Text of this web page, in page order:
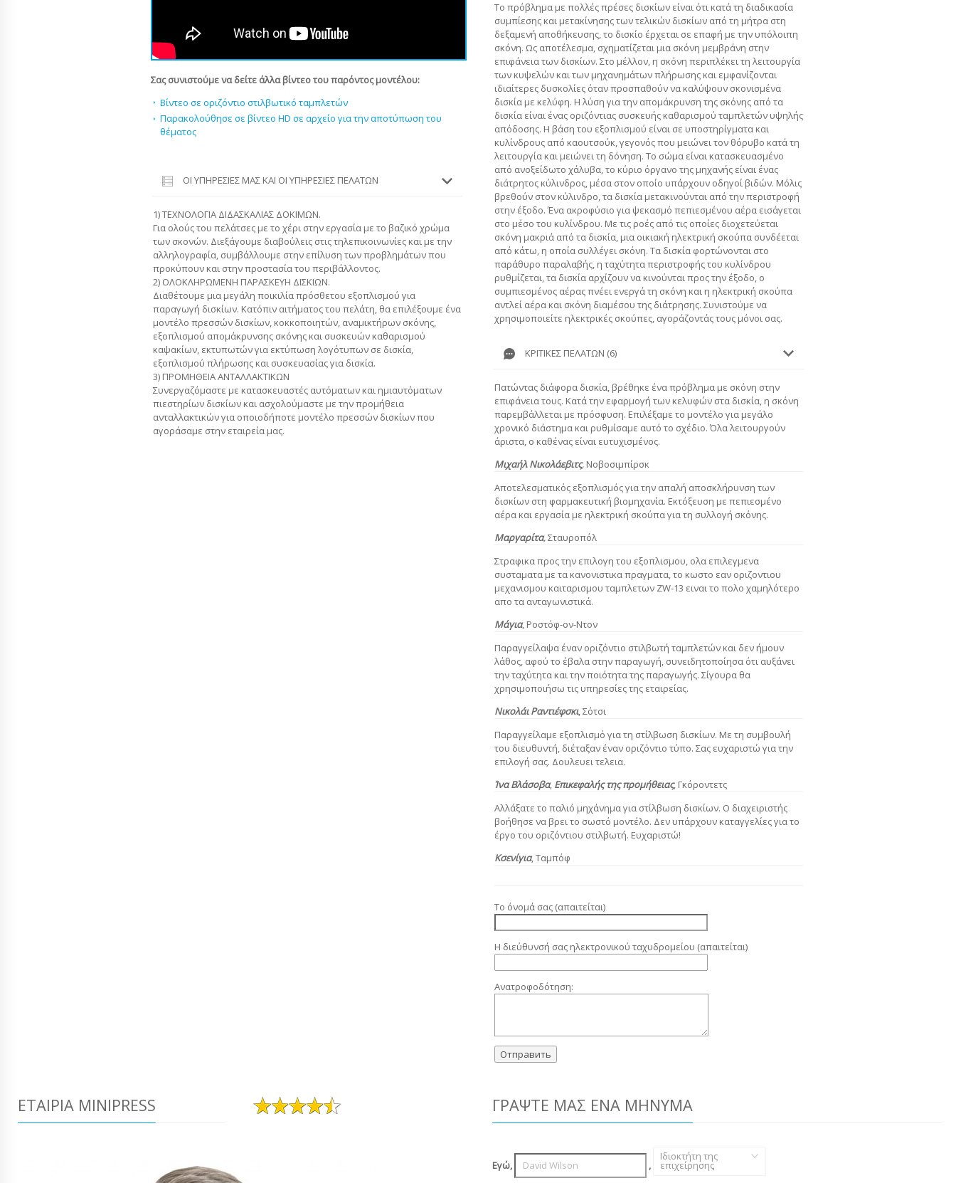
Σας συνιστούμε να δείτε άλλα βίντεο του παρόντος μοντέλου:
Βίντεο σε οριζόντιο στιλβωτικό ταμπλετών
Παρακολούθησε σε βίντεο HD σε αρχείο για την αποτύπωση του
θέματος
ΟΙ ΥΠΗΡΕΣΊΕΣ ΜΑΣ ΚΑΙ ΟΙ ΥΠΗΡΕΣΊΕΣ ΠΕΛΑΤΏΝ
1) ΤΕΧΝΟΛΟΓΙΑ ΔΙΔΑΣΚΑΛΙΑΣ ΔΟΚΙΜΩΝ.
Για ολούς του πελάτσες με το χέρι στην εργασία με το βαζικό χρώμα
των σκονών. Διεξάγουμε διαβούλεις στις τηλεπικοινωνίες και με την
αλληλογραφία, συμβάλλουμε στην επίλυση των προβλημάτων που
προκύπουν και στην προστασία του περιβάλλοντος.
2) ΟΛΟΚΛΗΡΩΜΕΝΗ ΠΑΡΑΣΚΕΥΗ ΔΙΣΚΙΩΝ.
Διαθέτουμε μια μεγάλη ποικιλία πρόσθετου εξοπλισμού για
παραγωγή δισκίων. Κατόπιν αιτήματος του πελάτη, θα επιλέξουμε ένα
μοντέλο πρεσσών δισκίων, κοκκοποιητών, αναμικτήρων σκόνης,
εξοπλισμού απομάκρυνσης σκόνης και συσκευών καθαρισμού
καψακίων, εκτυπωτών για εκτύπωση λογότυπων σε δισκία,
εξοπλισμού πλήρωσης και συσκευασίας για δισκία.
3) ΠΡΟΜΗΘΕΙΑ ΑΝΤΑΛΛΑΚΤΙΚΩΝ
Συνεργαζόμαστε με κατασκευαστές αυτόματων και ημιαυτόματων
πιεστηρίων δισκίων και ασχολούμαστε με την προμήθεια
ανταλλακτικών για οποιοδήποτε μοντέλο πρεσσών δισκίων που
αγοράσαμε στην εταιρεία μας.
Το πρόβλημα με πολλές πρέσες δισκίων είναι ότι κατά τη διαδικασία
συμπίεσης και μετακίνησης των τελικών δισκίων από τη μήτρα στη
δεξαμενή αποθήκευσης, το δισκίο έρχεται σε επαφή με την υπόλοιπη
σκόνη. Ως αποτέλεσμα, σχηματίζεται μια σκόνη μεμβράνη στην
επιφάνεια των δισκίων. Στο μέλλον, η σκόνη περιπλέκει τη λειτουργία
των κυψελών και των μηχανημάτων πλήρωσης και εμφανίζονται
ιδιαίτερες δυσκολίες όταν προσπαθούν να καλύψουν σκονισμένα
δισκία με κελύφη. Η λύση για την απομάκρυνση της σκόνης από τα
δισκία είναι ένας οριζόντιας συσκευής καθαρισμού ταμπλετών υψηλής
απόδοσης. Η βάση του εξοπλισμού είναι σε υποστηρίγματα και
κυλίνδρους από καουτσούκ, γεγονός που μειώνει τον θόρυβο κατά τη
λειτουργία και μειώνει τη δόνηση. Το σώμα είναι κατασκευασμένο
από ανοξείδωτο χάλυβα, το κύριο όργανο της μηχανής είναι ένας
διάτρητος κύλινδρος, μέσα στον οποίο υπάρχουν οδηγοί βιδών. Μόλις
βρεθούν στον κύλινδρο, τα δισκία μετακινούνται από την περιστροφή
στην έξοδο. Ένα ακροφύσιο για ψεκασμό πεπιεσμένου αέρα εισάγεται
στο μέσο του κυλίνδρου. Με τις ροές από τις οποίες διοχετεύεται
σκόνη μακριά από τα δισκία, μια οικιακή ηλεκτρική σκούπα συνδέεται
από κάτω, η οποία συλλέγει σκόνη. Τα δισκία φορτώνονται στο
παράθυρο παραλαβής, η ταχύτητα περιστροφής του κυλίνδρου
ρυθμίζεται, τα δισκία αρχίζουν να κινούνται προς την έξοδο, ο
συμπιεσμένος αέρας πνέει ενεργά τη σκόνη και η ηλεκτρική σκούπα
αντλεί αέρα και σκόνη διαμέσου της διάτρησης. Συνιστούμε να
χρησιμοποιείτε ηλεκτρικές σκούπες, αγοράζοντάς τους μόνοι σας.
ΚΡΙΤΙΚΈΣ ΠΕΛΑΤΏΝ (6)
Πατώντας διάφορα δισκία, βρέθηκε ένα πρόβλημα με σκόνη στην
επιφάνεια τους. Κατά την εφαρμογή των κελυφών στα δισκία, η σκόνη
παρεμβάλλεται με πρόσφυση. Επιλέξαμε το μοντέλο για μεγάλο
χρονικό διάστημα και ρυθμίσαμε αυτό το σχέδιο. Όλα λειτουργούν
άριστα, ο καθένας είναι ευτυχισμένος.
Μιχαήλ Νικολάεβιτς, Νοβοσιμπίρσκ
Αποτελεσματικός εξοπλισμός για την απαλή αποσκλήρυνση των
δισκίων στη φαρμακευτική βιομηχανία. Εκτόξευση με πεπιεσμένο
αέρα και εργασία με ηλεκτρική σκούπα για τη συλλογή σκόνης.
Μαργαρίτα,Σταυροπόλ
Στραφικα προς την επιλογη του εξοπλισμου, ολα επιλεγμενα
συσταματα με τα κανονιστικα πραγματα, το κωστο εαν οριζοντιου
μεχανισμου καιταρισμου ταμπλετων ZW-13 ειναι το πολο χαμηλότερο
απο τα ανταγωνιστικά.
Μάγια, Ροστόφ-ον-Ντον
Παραγγείλαψα έναν οριζόντιο στιλβωτή ταμπλετών και δεν ήμουν
λάθος, αφού το έβαλα στην παραγωγή, συνειδητοποίησα ότι αυξάνει
την ταχύτητα και την ποιότητα της παραγωγής. Σίγουρα θα
χρησιμοποιήσω τις υπηρεσίες της εταιρείας.
Νικολάι Ραντιέφσκι, Σότσι
Παραγγείλαμε εξοπλισμό για τη στίλβωση δισκίων. Με τη συμβουλή
του διευθυντή, διέταξαν έναν οριζόντιο τύπο. Σας ευχαριστώ για την
επιλογή σας. Δουλευει τελεια.
Ίνα Βλάσοβα, Επικεφαλής της προμήθειας, Γκόροντετς
Αλλάξατε το παλιό μηχάνημα για στίλβωση δισκίων. Ο διαχειριστής
βοήθησε να βρει το σωστό μοντέλο. Δεν υπάρχουν καταγγελίες για το
έργο του οριζόντιου στιλβωτή. Ευχαριστώ!
Κσενίγια, Ταμπόφ
Το όνομά σας (απαιτείται)
Η διεύθυνσή σας ηλεκτρονικού ταχυδρομείου (απαιτείται)
Ανατροφοδότηση:
ΕΤΑΙΡΊΑ MINIPRESS ΓΡΆΨΤΕ ΜΑΣ ΈΝΑ ΜΉΝΥΜΑ
Εγώ, ,
Ιδιοκτήτη της
επιχείρησης
,